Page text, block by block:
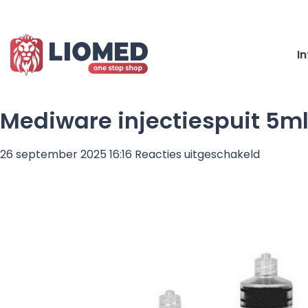
Mediware injectiespuit
26 september 2025 16:16 Reacties uitgeschakeldvoor
luer-
lock
–